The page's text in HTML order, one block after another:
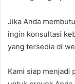
Jika Anda
ingin konsultasi
yang tersedia di
Kami siap menjadi